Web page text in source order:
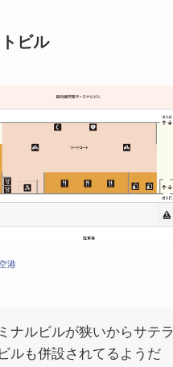
ビル
港
ナルビルが狭いからサテラ
ルも併設されてるようだ